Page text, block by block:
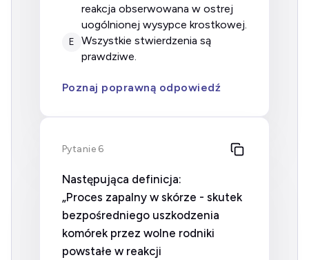
reakcja obserwowana w ostrej
uogólnionej wysypce krostkowej.
E
wszystkie stwierdzenia są
prawdziwe.
Poznaj poprawną odpowiedź
Pytanie 6
Następująca definicja:
„Proces zapalny w skórze - skutek
bezpośredniego uszkodzenia
komórek przez wolne rodniki
powstałe w reakcji